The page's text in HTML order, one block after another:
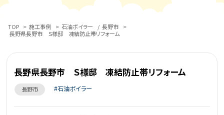
TOP > 施工事例 > 石油ボイラー / 長野市
>
長野県長野市 Ｓ様邸 凍結防止帯リフォーム
長野県長野市 Ｓ様邸 凍結防止帯リフォーム
長野市 石油ボイラー